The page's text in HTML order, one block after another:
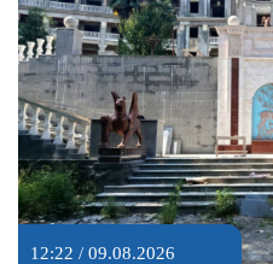
12:22 / 09.08.2026